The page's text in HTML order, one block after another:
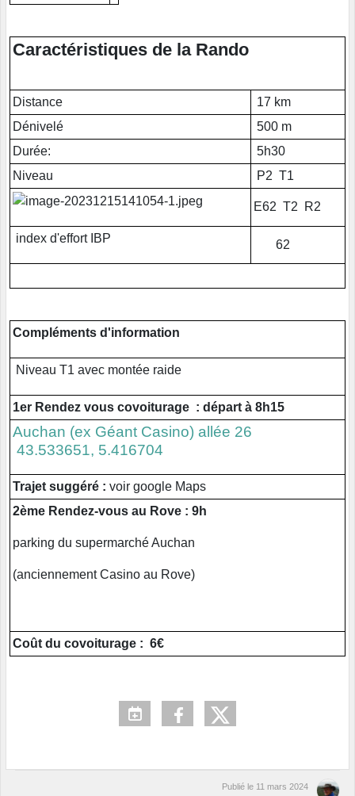
Caractéristiques de la Rando
Distance
17 km
Dénivelé
500 m
Durée:
5h30
Niveau
P2 T1
E62 T2 R2
index d'effort IBP 62
Compléments d'information
Niveau T1 avec montée raide
1er Rendez vous covoiturage : départ à 8h15
Auchan (ex Géant Casino) allée 26
43.533651, 5.416704
Trajet suggéré : voir google Maps
2ème Rendez-vous au Rove : 9h
parking du supermarché Auchan
(anciennement Casino au Rove)
Coût du covoiturage : 6€
Publié le 11 mars 2024